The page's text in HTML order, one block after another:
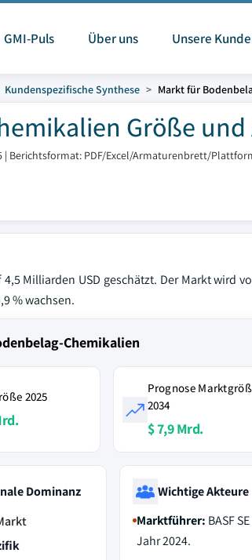
GMI-Puls Über uns Unsere
Kundenspezifische Synthese Markt für
Größe und
| Berichtsformat: PDF/Excel/Armaturenbrett/
Milliarden USD geschätzt. Der Markt wird
% wachsen.
Chemikalien
2025
Prognose
2034
$ 7,9 Mrd.
Dominanz
Wichtige Akteure
Marktführer: BASF
Jahr 2024.